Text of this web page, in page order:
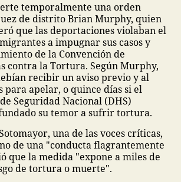
temporalmente una orden
de distrito Brian Murphy, quien
que las deportaciones violaban el
a impugnar sus casos y
de la Convención de
contra la Tortura. Según Murphy,
recibir un aviso previo y al
para apelar, o quince días si el
Seguridad Nacional (DHS)
su temor a sufrir tortura.
una de las voces críticas,
de una "conducta flagrantemente
que la medida "expone a miles de
de tortura o muerte".